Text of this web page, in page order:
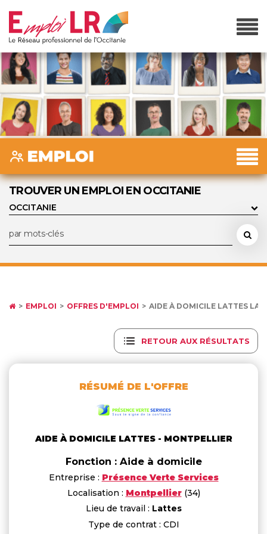
TROUVER UN EMPLOI EN OCCITANIE
EMPLOI OFFRES D'EMPLOI AIDE À DOMICILE LATTES
RETOUR AUX RÉSULTATS
RÉSUMÉ DE L'OFFRE
AIDE À DOMICILE LATTES - MONTPELLIER
Fonction : Aide à domicile
Entreprise : Présence Verte Services
Localisation : Montpellier(34)
Lieu de travail : Lattes
Type de contrat : CDI